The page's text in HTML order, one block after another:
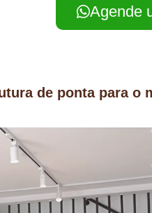
Agende
de ponta para o